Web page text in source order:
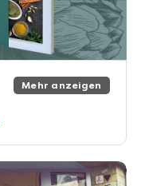
Mehr anzeigen